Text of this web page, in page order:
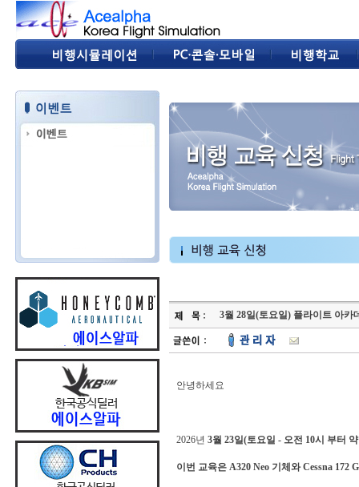
3월 28일(토요일) 플라이트 아카
안녕하세요
2026년 3월 23일(토요일 - 오전 10시 부터
이번 교육은 A320 Neo 기체와 Cessna 172